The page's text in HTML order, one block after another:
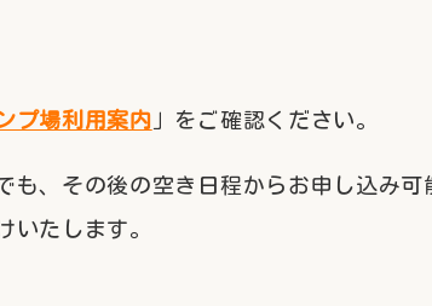
プ場利用案内 」をご確認ください。
も、その後の空き日程からお申し込み可
いたします。